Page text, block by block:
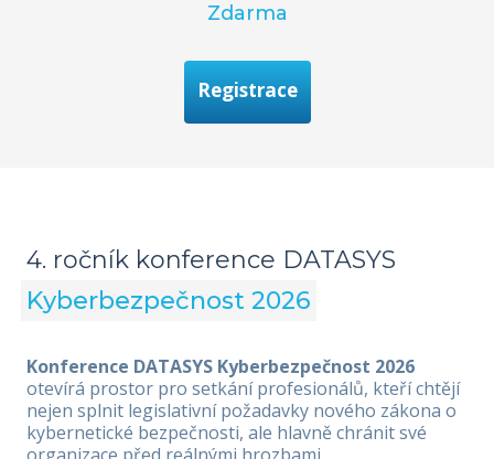
Zdarma
Registrace
4. ročník konference DATASYS
Kyberbezpečnost 2026
Konference DATASYS Kyberbezpečnost 2026
otevírá prostor pro setkání profesionálů, kteří chtějí
nejen splnit legislativní požadavky nového zákona o
kybernetické bezpečnosti, ale hlavně chránit své